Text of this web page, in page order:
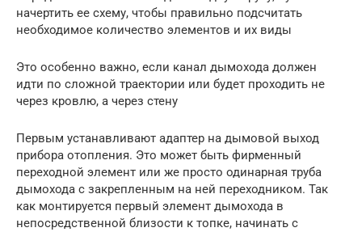
начертить ее схему, чтобы правильно подсчитать
необходимое количество элементов и их виды
Это особенно важно, если канал дымохода должен
идти по сложной траектории или будет проходить не
через кровлю, а через стену
Первым устанавливают адаптер на дымовой выход
прибора отопления. Это может быть фирменный
переходной элемент или же просто одинарная труба
дымохода с закрепленным на ней переходником. Так
как монтируется первый элемент дымохода в
непосредственной близости к топке, начинать с